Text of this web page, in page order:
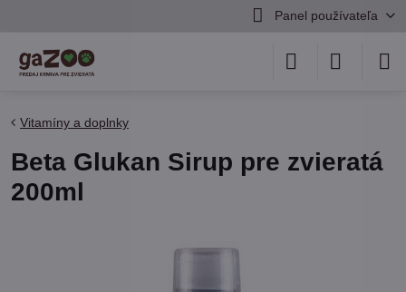
Panel používateľa
Vitamíny a doplnky
Beta Glukan Sirup pre zvieratá
200ml